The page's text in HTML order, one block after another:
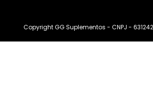
Copyright GG Suplementos - CNPJ -